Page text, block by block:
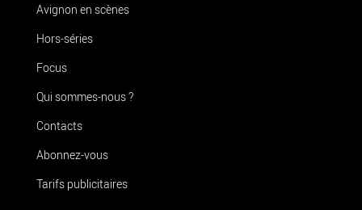
Avignon en scènes
Hors-séries
Focus
Qui sommes-nous ?
Contacts
Abonnez-vous
Tarifs publicitaires